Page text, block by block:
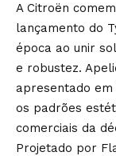
A Citroën
lançamento do
época ao unir
e robustez.
apresentado
os padrões
comerciais da
Projetado por